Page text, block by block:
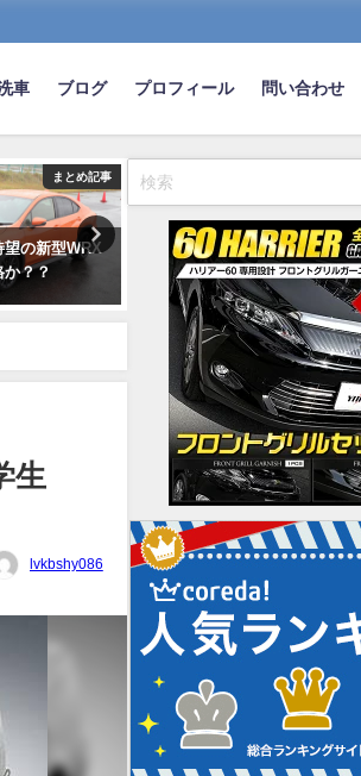
車 ブログ プロフィール 問い合わせ
まとめ記事
望の新型WRX
？？
ゆとりの新入社員が社用車をぶ
つけた癖に認めようとしないｗ
ｗｗｗｗｗｗｗｗ
2019-12-08
生
lvkbshy086